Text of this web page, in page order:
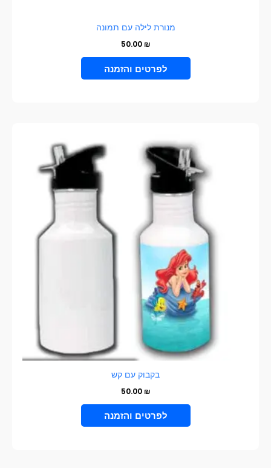
מנורת לילה עם תמונה
50.00 ₪
VIEW PRODUCT
בקבוק עם קש
50.00 ₪
VIEW PRODUCT